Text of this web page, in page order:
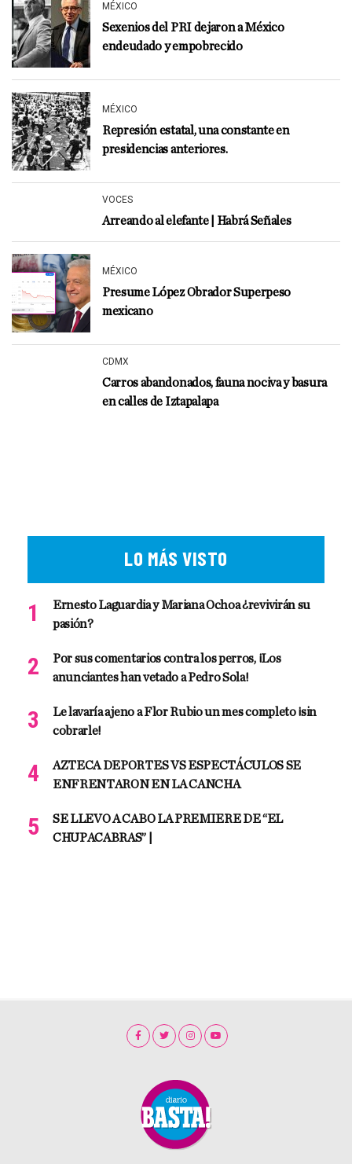
MÉXICO
Sexenios del PRI dejaron a México
endeudado y empobrecido
MÉXICO
Represión estatal, una constante en
presidencias anteriores.
VOCES
Arreando al elefante | Habrá Señales
MÉXICO
Presume López Obrador Superpeso
mexicano
CDMX
Carros abandonados, fauna nociva y basura
en calles de Iztapalapa
LO MÁS VISTO
Ernesto Laguardia y Mariana Ochoa ¿revivirán su
pasión?
Por sus comentarios contra los perros, ¡Los
anunciantes han vetado a Pedro Sola!
Le lavaría ajeno a Flor Rubio un mes completo ¡sin
cobrarle!
AZTECA DEPORTES VS ESPECTÁCULOS SE
ENFRENTARON EN LA CANCHA
SE LLEVO A CABO LA PREMIERE DE “EL
CHUPACABRAS” |